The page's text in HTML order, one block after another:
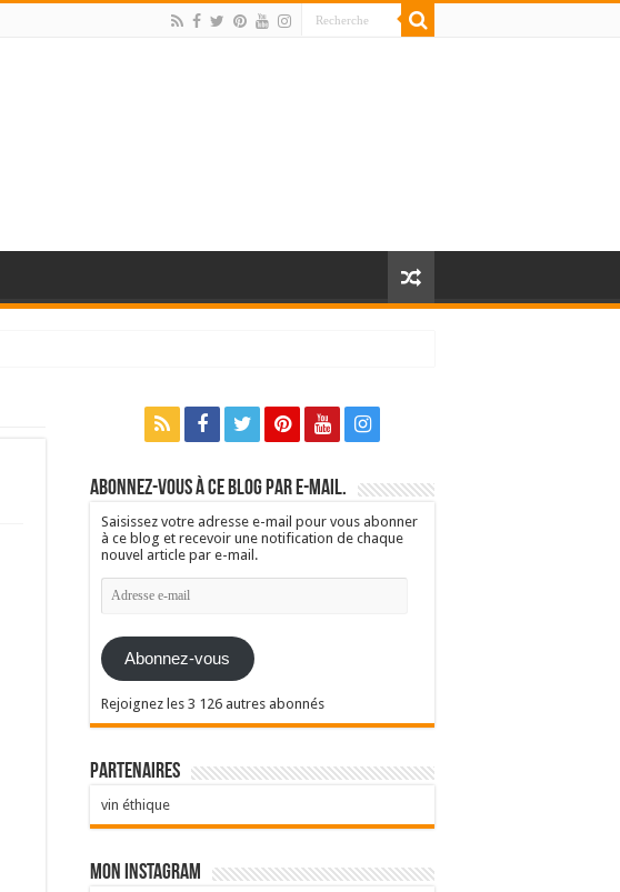
Abonnez-vous à ce blog par e-mail.
Saisissez votre adresse e-mail pour vous abonner
à ce blog et recevoir une notification de chaque
nouvel article par e-mail.
Adresse
e-
Abonnez-vous
Rejoignez les 3 126 autres abonnés
Partenaires
vin éthique
Mon Instagram